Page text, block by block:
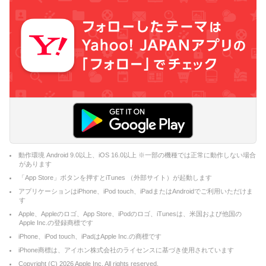
動作環境 Android 9.0以上、iOS 16.0以上 ※一部の機種では正常に動作しない場合
があります
「App Store」ボタンを押すとiTunes （外部サイト）が起動します
アプリケーションはiPhone、iPod touch、iPadまたはAndroidでご利用いただけま
す
Apple、Appleのロゴ、App Store、iPodのロゴ、iTunesは、米国および他国の
Apple Inc.の登録商標です
iPhone、iPod touch、iPadはApple Inc.の商標です
iPhone商標は、アイホン株式会社のライセンスに基づき使用されています
Copyright (C) 2026Apple Inc. All rights reserved.